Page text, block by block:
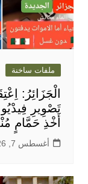
ملفات ساخنة
الْجَزَائِرُ:
تَصْوِيرِ
أَخْذِ حَمَّامٍ
أغسطس 7, 2026